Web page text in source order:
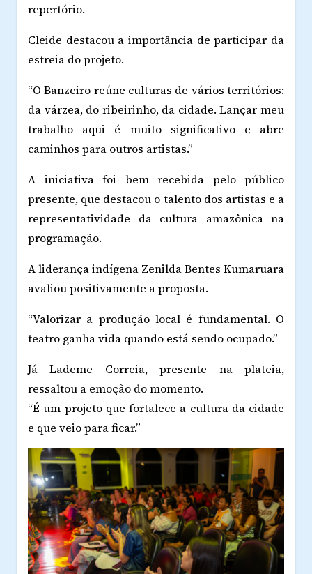
repertório.
Cleide destacou a importância de participar da
estreia do projeto.
“O Banzeiro reúne culturas de vários territórios:
da várzea, do ribeirinho, da cidade. Lançar meu
trabalho aqui é muito significativo e abre
caminhos para outros artistas.”
A iniciativa foi bem recebida pelo público
presente, que destacou o talento dos artistas e a
representatividade da cultura amazônica na
programação.
A liderança indígena Zenilda Bentes Kumaruara
avaliou positivamente a proposta.
“Valorizar a produção local é fundamental. O
teatro ganha vida quando está sendo ocupado.”
Já Lademe Correia, presente na plateia,
ressaltou a emoção do momento.
“É um projeto que fortalece a cultura da cidade
e que veio para ficar.”